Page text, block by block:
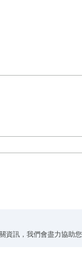
資訊，我們會盡力協助您